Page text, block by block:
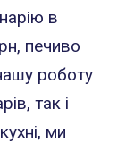
в
печиво
роботу
так і
ми